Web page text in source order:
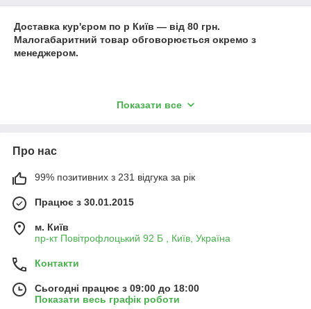
Доставка кур'єром по р Київ ― від 80 грн.
Малогабаритний товар обговорюється окремо з
менеджером.
на вантажоперевезення, наявності online сервісу з
збереження вантажу. Доставка здійснюється: Jastin, Meest
Укрпоштою здійснюється тільки після 100% оплати).
Зі списком адрес ви можете ознайомитися:
Показати все
Про нас
99% позитивних з 231 відгука за рік
Працює з 30.01.2015
м. Київ
пр-кт Повітрофлоцький 92 Б , Київ, Україна
Контакти
Сьогодні працює з 09:00 до 18:00
Показати весь графік роботи